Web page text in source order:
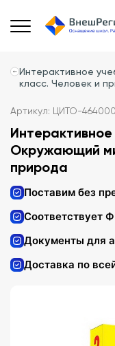
Интерактивное
класс. Человек и
Артикул: ЦИТО-
Окружающий
природа
Поставим без
Соответствует
Документы для
Доставка по